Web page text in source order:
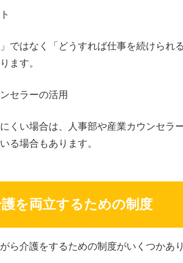
」ではなく「どうすれば仕事を続けら
ます。
セラーの活用
くい場合は、人事部や産業カウンセラ
る場合もあります。
を両立するための制度
ら介護をするための制度がいくつかあり